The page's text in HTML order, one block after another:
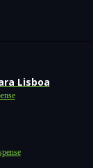
Lisboa